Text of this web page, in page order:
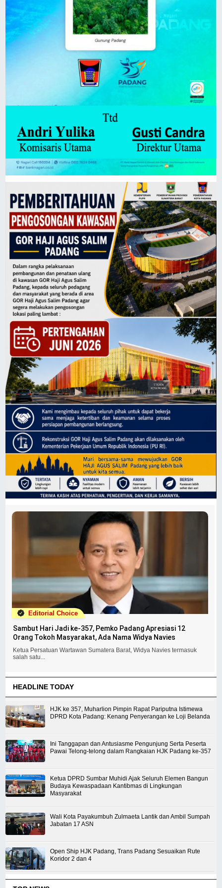
Editorial Choice
Sambut Hari Jadi ke-357, Pemko Padang Apresiasi 12
Orang Tokoh Masyarakat, Ada Nama Widya Navies
Ketua Persatuan Wartawan Sumatera Barat, Widya Navies termasuk
salah satu...
HEADLINE TODAY
HJK ke 357, Muharlion Pimpin Rapat Pariputna Istimewa
DPRD Kota Padang: Kenang Penyerangan ke Loji Belanda
Ini Tanggapan dan Antusiasme Pengunjung Serta Peserta
Pawai Telong-telong dalam Rangkaian HJK Padang ke-357
Ketua DPRD Sumbar Muhidi Ajak Seluruh Elemen Bangun
Budaya Kewaspadaan Kantibmas di Lingkungan
Masyarakat
Wali Kota Payakumbuh Zulmaeta Lantik dan Ambil Sumpah
Jabatan 17 ASN
Open Ship HJK Padang, Trans Padang Sesuaikan Rute
Koridor 2 dan 4